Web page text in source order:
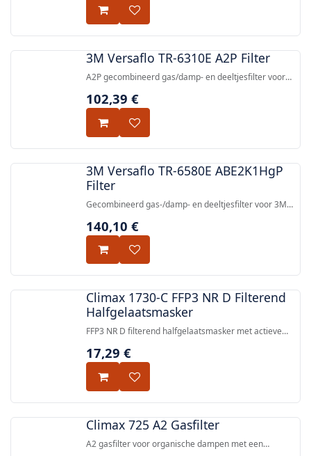
volgens EN 12941 TH2/TH3 afhankelijk van het
gebruikte hoofddeksel.
3M Versaflo TR-6310E A2P Filter
A2P gecombineerd gas/damp- en deeltjesfilter voor
luchtreinigingsademhoudende systemen, goedgekeurd
102,39 €
3M Versaflo TR-6580E ABE2K1HgP
Filter
Gecombineerd gas-/damp- en deeltjesfilter voor 3M
luchtzuiveringsademhalingssystemen, dat
bescherming biedt tegen organische dampen, zure
gassen, ammoniak, kwikdamp en deeltjes.
140,10 €
Climax 1730-C FFP3 NR D Filterend
Halfgelaatsmasker
FFP3 NR D filterend halfgelaatsmasker met actieve
vaste en vloeibare deeltjes en lasozon. Gecertificeerd
17,29 €
Climax 725 A2 Gasfilter
A2 gasfilter voor organische dampen met een